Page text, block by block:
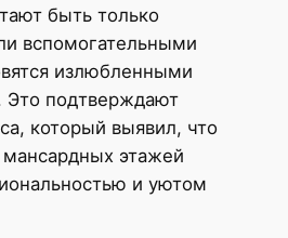
быть только
вспомогательными
излюбленными
подтверждают
который выявил, что
мансардных этажей
и уютом